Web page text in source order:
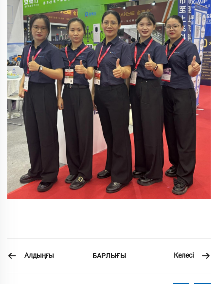
Алдыңғы БАРЛЫҒЫ Келесі